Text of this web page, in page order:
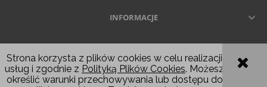
Strona korzysta z plików cookies w celu realizacji
usług i zgodnie z Polityką Plików Cookies. Możesz
określić warunki przechowywania lub dostępu do
INFORMACJE
POKAŻ PEŁNĄ WERSJĘ STRONY